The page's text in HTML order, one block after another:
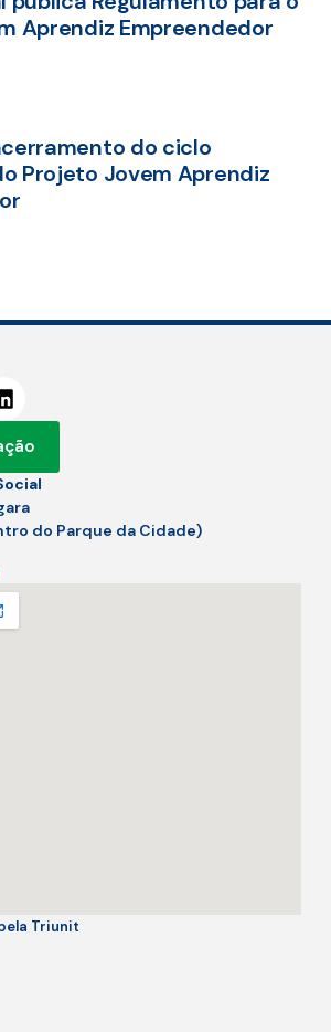
Aprendiz Empreendedor
do ciclo
Projeto Jovem Aprendiz
do Parque da Cidade)
Triunit